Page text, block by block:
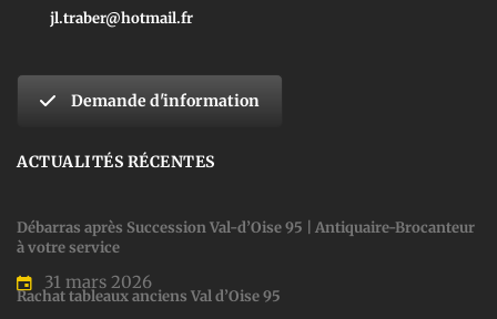
jl.traber@hotmail.fr
Demande d'information
ACTUALITÉS RÉCENTES
Débarras après Succession Val-d’Oise 95 | Antiquaire-Brocanteur
à votre service
31 mars 2026
Rachat tableaux anciens Val d’Oise 95